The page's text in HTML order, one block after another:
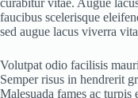
faucibus scelerisque
sed augue lacus viverra
Volutpat odio facilisis
Semper risus in hendrerit
Malesuada fames ac turpis